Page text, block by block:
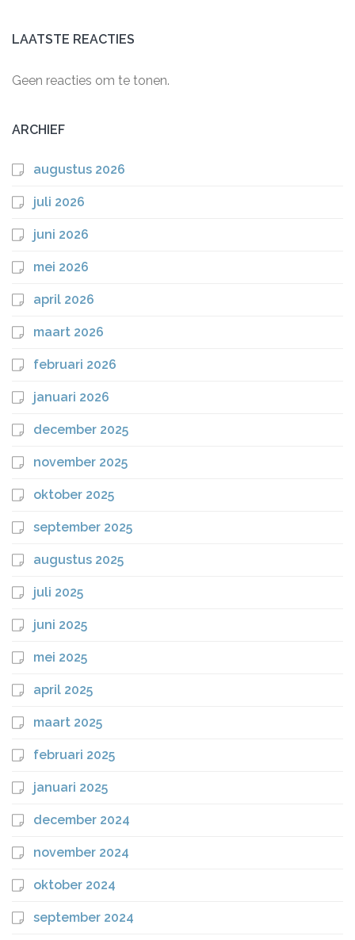
LAATSTE REACTIES
Geen reacties om te tonen.
ARCHIEF
augustus 2026
juli 2026
juni 2026
mei 2026
april 2026
maart 2026
februari 2026
januari 2026
december 2025
november 2025
oktober 2025
september 2025
augustus 2025
juli 2025
juni 2025
mei 2025
april 2025
maart 2025
februari 2025
januari 2025
december 2024
november 2024
oktober 2024
september 2024